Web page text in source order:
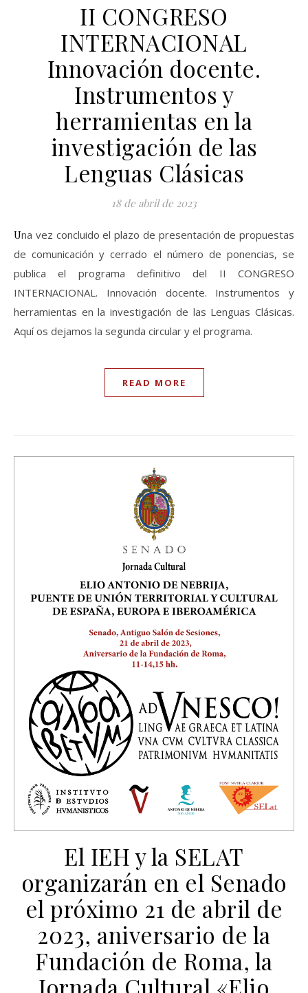
II CONGRESO
INTERNACIONAL
Innovación docente.
Instrumentos y
herramientas en la
investigación de las
Lenguas Clásicas
18 de abril de 2023
Una vez concluido el plazo de presentación de propuestas
de comunicación y cerrado el número de ponencias, se
publica el programa definitivo del II CONGRESO
INTERNACIONAL. Innovación docente. Instrumentos y
herramientas en la investigación de las Lenguas Clásicas.
Aquí os dejamos la segunda circular y el programa.
READ MORE
El IEH y la SELAT
organizarán en el Senado
el próximo 21 de abril de
2023, aniversario de la
Fundación de Roma, la
Jornada Cultural «Elio